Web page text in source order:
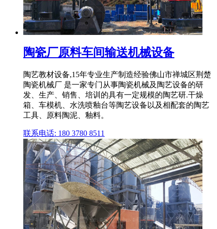
陶瓷厂原料车间输送机械设备
陶艺教材设备,15年专业生产制造经验佛山市禅城区荆楚
陶瓷机械厂 是一家专门从事陶瓷机械及陶艺设备的研
发、生产、销售、培训的具有一定规模的陶艺研.干燥
箱、车模机、水洗喷釉台等陶艺设备以及相配套的陶艺
工具、原料陶泥、釉料。
联系电话: 180 3780 8511